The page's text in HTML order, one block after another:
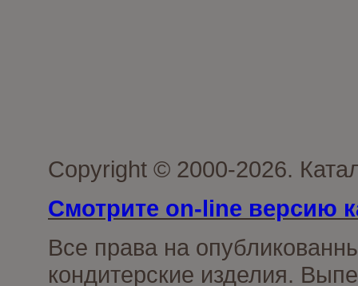
Copyright © 2000-2026.
Смотрите on-line версию
Все права на
кондитерские изделия.